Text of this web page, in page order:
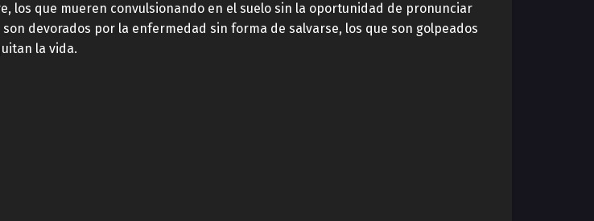
los que mueren convulsionando en el suelo sin la oportunidad de pronunciar
devorados por la enfermedad sin forma de salvarse, los que son golpeados
la vida.